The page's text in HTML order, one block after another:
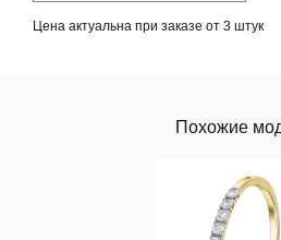
Цена актуальна при заказе от 3 штук
Похожие